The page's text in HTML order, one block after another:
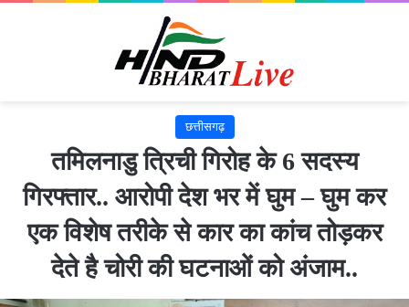
छत्तीसगढ़
तमिलनाडु त्रिची गिरोह के 6 सदस्य
गिरफ्तार.. आरोपी देश भर में घुम – घुम कर
एक विशेष तरीके से कार का कांच तोड़कर
देते है चोरी की घटनाओं को अंजाम..